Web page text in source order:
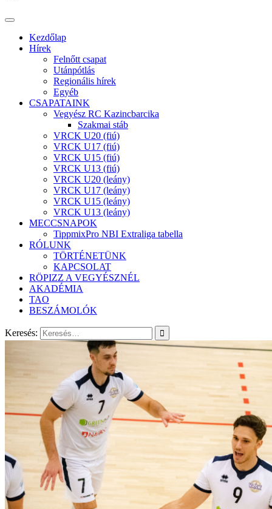
Kezdőlap
Hírek
Felnőtt csapat
Utánpótlás
Regionális hírek
Egyéb
CSAPATAINK
Vegyész RC Kazincbarcika
Szakmai stáb
VRCK U20 (fiú)
VRCK U17 (fiú)
VRCK U15 (fiú)
VRCK U13 (fiú)
VRCK U20 (leány)
VRCK U17 (leány)
VRCK U15 (leány)
VRCK U13 (leány)
MECCSNAPOK
TippmixPro NBI Extraliga tabella
RÓLUNK
TÖRTÉNETÜNK
KAPCSOLAT
RÖPIZZ A VEGYÉSZNÉL
AKADÉMIA
TAO
BESZÁMOLÓK
Keresés: